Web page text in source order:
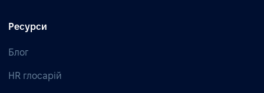
Ресурси
Блог
HR глосарій